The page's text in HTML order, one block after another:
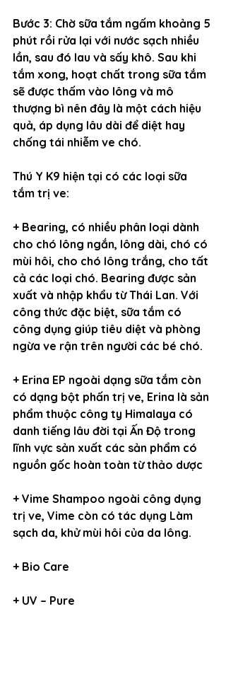
Bước 3: Chờ sữa tắm ngấm khoảng 5
phút rồi rửa lại với nước sạch nhiều
lần, sau đó lau và sấy khô. Sau khi
tắm xong, hoạt chất trong sữa tắm
sẽ được thấm vào lông và mô
thượng bì nên đây là một cách hiệu
quả, áp dụng lâu dài để diệt hay
chống tái nhiễm ve chó.
Thú Y K9 hiện tại có các loại sữa
tắm trị ve:
+ Bearing, có nhiều phân loại dành
cho chó lông ngắn, lông dài, chó có
mùi hôi, cho chó lông trắng, cho tất
cả các loại chó. Bearing được sản
xuất và nhập khẩu từ Thái Lan. Với
công thức đặc biệt, sữa tắm có
công dụng giúp tiêu diệt và phòng
ngừa ve rận trên người các bé chó.
+ Erina EP ngoài dạng sữa tắm còn
có dạng bột phấn trị ve, Erina là sản
phẩm thuộc công ty Himalaya có
danh tiếng lâu đời tại Ấn Độ trong
lĩnh vực sản xuất các sản phẩm có
nguồn gốc hoàn toàn từ thảo dược
+ Vime Shampoo ngoài công dụng
trị ve, Vime còn có tác dụng Làm
sạch da, khử mùi hôi của da lông.
+ Bio Care
+ UV – Pure